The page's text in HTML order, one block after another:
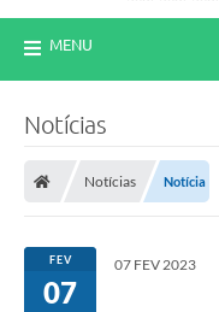
MENU
Notícias
Notícias Notícia
FEV
07
07 FEV 2023